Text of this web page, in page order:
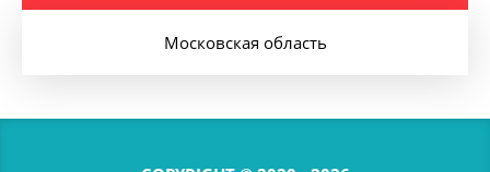
Московская область